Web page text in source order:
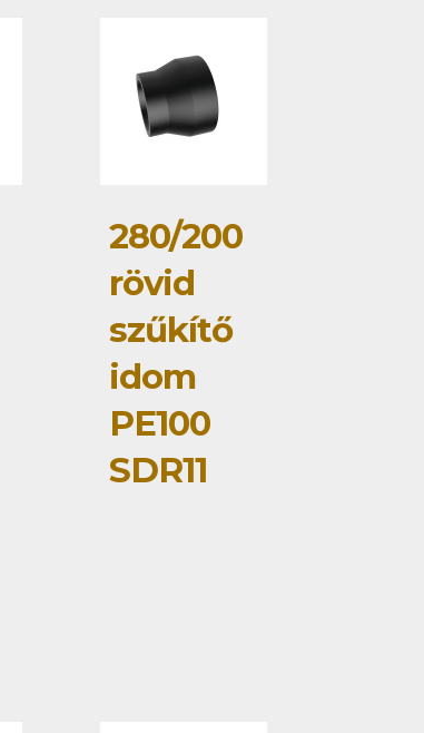
280/200
rövid
szűkítő
idom
PE100
SDR11